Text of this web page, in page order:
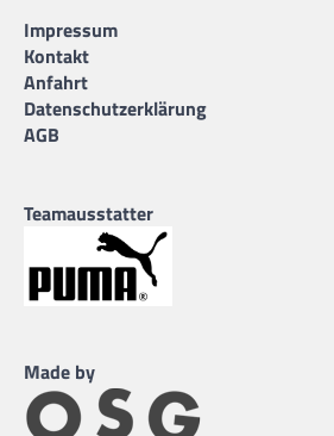
Impressum
Kontakt
Anfahrt
Datenschutzerklärung
AGB
Teamausstatter
Made by